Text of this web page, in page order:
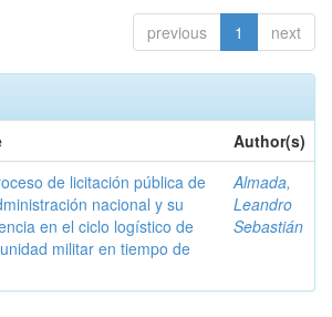
previous 1 next
Author(s)
de licitación pública de
nacional y su
en el ciclo logístico de
militar en tiempo de
Almada,
Leandro
Sebastián